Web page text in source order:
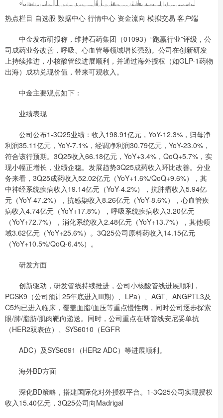
热点栏目 自选股 数据中心 行情中心 资金流向 模拟交易 客户端
中金发布研报称，维持石药集团（01093）“跑赢行业”评级，公
司成药业务改善，呼吸、心血管等领域增长强劲。公司在创新研发
上持续推进，小核酸管线进展顺利，并通过海外授权（如GLP-1药物
出海）成功兑现价值，带来可观收入。
中金主要观点如下：
业绩表现
公司公布1-3Q25业绩：收入198.91亿元，YoY-12.3%，归母净
利润35.11亿元，YoY-7.1%，经调净利润30.79亿元，YoY-23.0%，
符合该行预期。3Q25收入66.18亿元，YoY+3.4%，QoQ+5.7%，实
现小幅正增长，业绩企稳。发展趋势3Q25成药收入环比改善。分业
务来看，3Q25成药收入52.02亿元（YoY+1.6%/QoQ+9.6%），其
中神经系统疾病收入19.14亿元（YoY-4.2%），抗肿瘤收入5.94亿
元（YoY-47.2%），抗感染收入8.26亿元（YoY-8.6%），心血管疾
病收入4.74亿元（YoY+17.8%），呼吸系统疾病收入3.20亿元
（YoY+72.7%），消化系统收入2.48亿元（YoY+13.7%），其他领
域3.62亿元（YoY+25.6%）。3Q25公司原料药收入14.15亿元
（YoY+10.5%/QoQ-6.4%）。
研发方面
创新驱动，研发管线持续推进，公司小核酸管线进展顺利，
PCSK9（公司预计25年底进入III期）、LPa）、AGT、ANGPTL3及
C5均已进入临床，覆盖血脂/血压等重点慢性病，同时公司逐步探索
眼/肺/脂肪/肌肉靶向递送。同时，公司重点在研管线安尼妥单抗
（HER2双表位）、SYS6010（EGFR
ADC）及SYS6091（HER2 ADC）等进展顺利。
海外BD方面
深化BD策略，搭建国际化对外授权平台。1-3Q25公司实现授权
收入15.40亿元，3Q25公司向Madrigal